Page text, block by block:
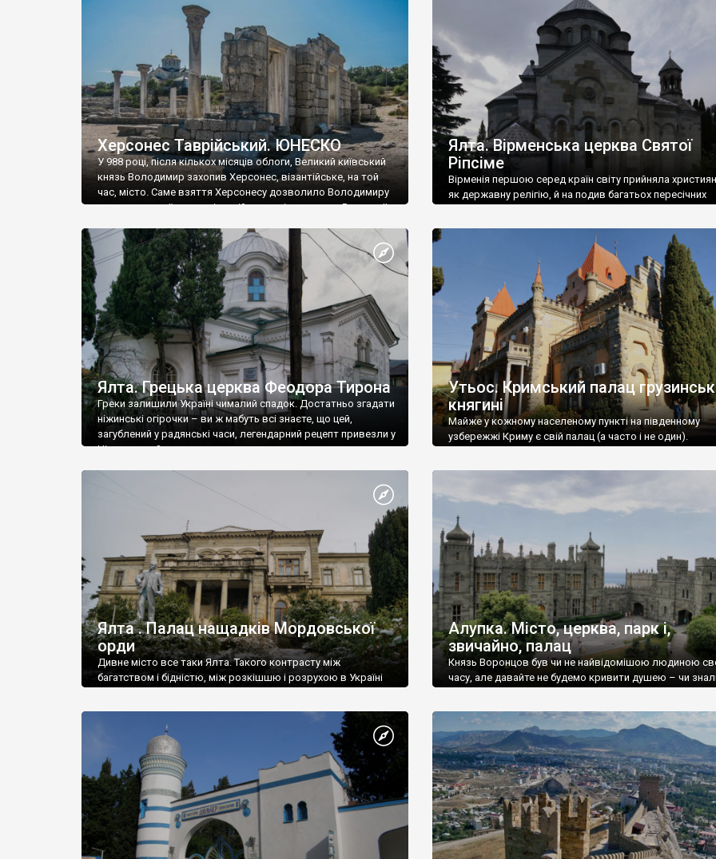
візантійської доби. Раритети викрадені з фондів об’єкту
культурної спадщини ЮНЕСКО «Херсонеса Таврійського».
Офіційно – на виставку «Золото Візантії», але експерти та
влада в Україні вважають це лише […]
називаються «повстяками» (postaki)…” “Вино. Крим
виробляє відмінне вино і його вдосталь: воно все
легке біле і дуже […]
Херсонес Таврійський. ЮНЕСКО
У 988 році, після кількох місяців облоги, Великий київський
князь Володимир захопив Херсонес, візантійське, на той
час, місто. Саме взяття Херсонесу дозволило Володимиру
диктувати свої умови візантійському імператору Василю ІІ,
Херсонесі Володимир-язичник, став Василем-
християнином. А потім було Хрещення Русі. На честь
Херсонесу Таврійського названо місто […]
Ялта. Вірменська церква Святої
Ріпсіме
Вірменія першою серед країн світу прийняла
як державну релігію, й на подив багатьох пересічних
Ялта. Грецька церква Феодора Тирона
Греки залишили Україні чималий спадок. Достатньо згадати
ніжинські огірочки – ви ж мабуть всі знаєте, що цей,
загублений у радянські часи, легендарний рецепт привезли у
Ніжин греки?
Утьос. Кримський палац
княгині
Майже у кожному населеному пункті на південному
узбережжі Криму є свій палац (а часто і не один).
Ялта . Палац нащадків Мордовської
орди
Дивне місто все таки Ялта. Такого контрасту між
багатством і бідністю, між розкішшю і розрухою в Україні
Алупка. Місто, церква, парк і,
звичайно, палац
Князь Воронцов був чи не найвідомішою людиною
часу, але давайте не будемо кривити душею – чи